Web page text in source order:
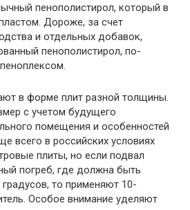
пенополистирол, который в
Дороже, за счет
и отдельных добавок,
пенополистирол, по-
в форме плит разной толщины.
с учетом будущего
помещения и особенностей
всего в российских условиях
плиты, но если подвал
погреб, где должна быть
то применяют 10-
Особое внимание уделяют